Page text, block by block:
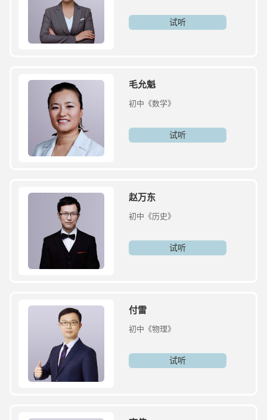
试听
毛允魁
初中《数学》
试听
赵万东
初中《历史》
试听
付雷
初中《物理》
试听